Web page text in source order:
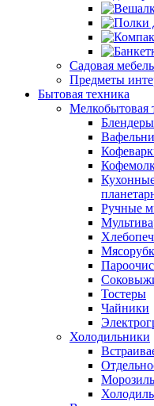
Садовая мебель
Предметы
Бытовая техника
Мелкобытовая
Блендеры
Ручные
Тостеры
Чайники
Холодильники